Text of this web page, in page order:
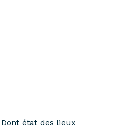
Dont état des lieux